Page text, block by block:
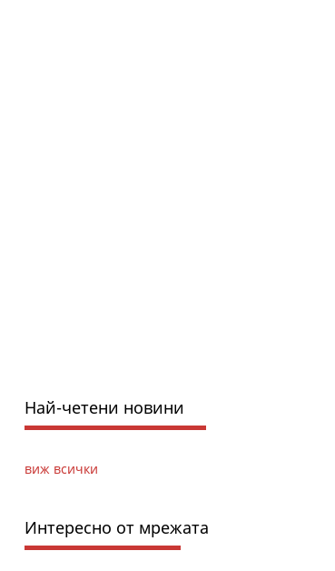
Най-четени новини
виж всички
Интересно от мрежата